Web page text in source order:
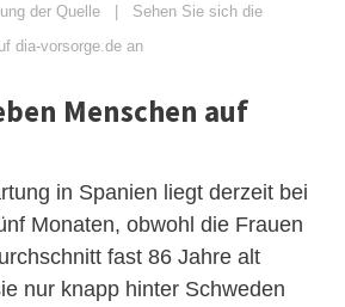
der Quelle | Sehen Sie sich die
dia-vorsorge.de an
Menschen auf
in Spanien liegt derzeit bei
Monaten, obwohl die Frauen
fast 86 Jahre alt
nur knapp hinter Schweden